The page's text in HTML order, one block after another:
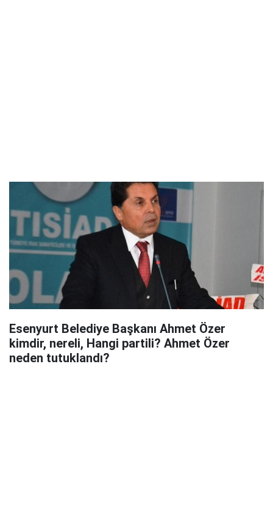
Esenyurt Belediye Başkanı Ahmet Özer
kimdir, nereli, Hangi partili? Ahmet Özer
neden tutuklandı?